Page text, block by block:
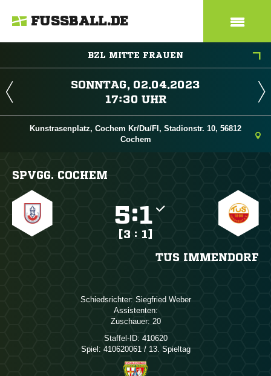
FUSSBALL.DE
BZL MITTE FRAUEN
 
 
Kunstrasenplatz, Cochem Kr/Du/Fl, Stadionstr. 10, 56812
Cochem
SPVGG. COCHEM
:
[3 : 1]
TUS IMMENDORF
Schiedsrichter:  
Assistenten:
Zuschauer: 20
Staffel-ID: 410620
Spiel: 410620061 / 13. Spieltag